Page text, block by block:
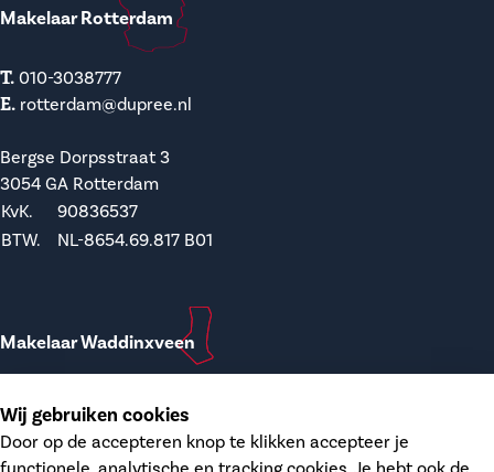
Makelaar Rotterdam
T. 010-3038777
E. rotterdam@dupree.nl
Bergse Dorpsstraat 3
3054 GA Rotterdam
KvK.
90836537
BTW.
NL-8654.69.817 B01
Makelaar Waddinxveen
T. 0182-748207
E. waddinxveen@dupree.nl
Wij gebruiken cookies
Door op de accepteren knop te klikken accepteer je